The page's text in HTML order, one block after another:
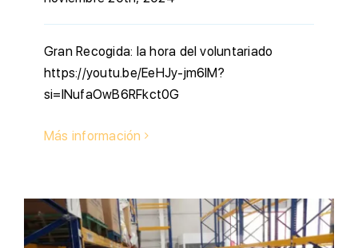
Gran Recogida: la hora del voluntariado
https://youtu.be/EeHJy-jm6lM?
si=INufaOwB6RFkct0G
Más información